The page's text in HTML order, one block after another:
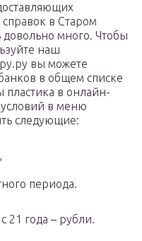
в Старом
много. Чтобы
наш
вы можете
в общем списке
пластика в онлайн-
в меню
следующие:
периода.
21 года – рубли.